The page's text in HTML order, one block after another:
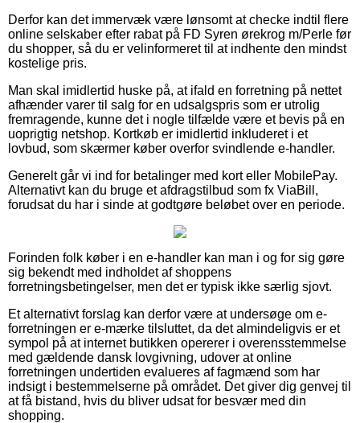
Derfor kan det immervæk være lønsomt at checke indtil flere
online selskaber efter rabat på FD Syren ørekrog m/Perle før
du shopper, så du er velinformeret til at indhente den mindst
kostelige pris.
Man skal imidlertid huske på, at ifald en forretning på nettet
afhænder varer til salg for en udsalgspris som er utrolig
fremragende, kunne det i nogle tilfælde være et bevis på en
uoprigtig netshop. Kortkøb er imidlertid inkluderet i et
lovbud, som skærmer køber overfor svindlende e-handler.
Generelt går vi ind for betalinger med kort eller MobilePay.
Alternativt kan du bruge et afdragstilbud som fx ViaBill,
forudsat du har i sinde at godtgøre beløbet over en periode.
Forinden folk køber i en e-handler kan man i og for sig gøre
sig bekendt med indholdet af shoppens
forretningsbetingelser, men det er typisk ikke særlig sjovt.
Et alternativt forslag kan derfor være at undersøge om e-
forretningen er e-mærke tilsluttet, da det almindeligvis er et
sympol på at internet butikken opererer i overensstemmelse
med gældende dansk lovgivning, udover at online
forretningen undertiden evalueres af fagmænd som har
indsigt i bestemmelserne på området. Det giver dig genvej til
at få bistand, hvis du bliver udsat for besvær med din
shopping.